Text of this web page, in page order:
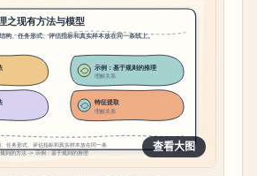
查看大图